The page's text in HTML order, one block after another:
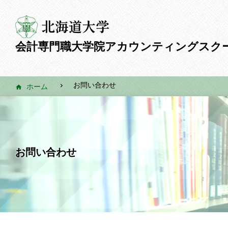
会計専門職大学院アカウンティングスク
ホーム お問い合わせ
お問い合わせ